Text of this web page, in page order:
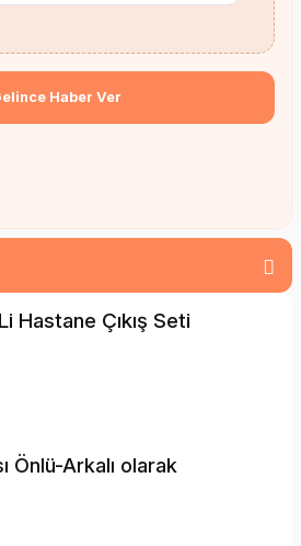
Haber Ver
Hastane Çıkış Seti
Önlü-Arkalı olarak